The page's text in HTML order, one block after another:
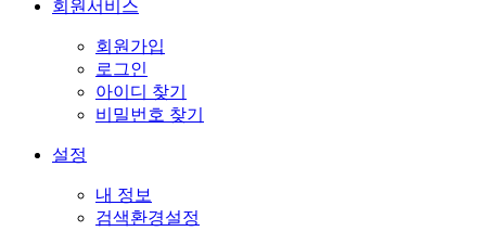
회원서비스
회원가입
로그인
아이디 찾기
비밀번호 찾기
설정
내 정보
검색환경설정